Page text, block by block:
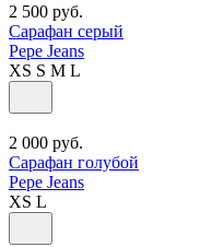
2 500 руб.
Сарафан серый
Pepe Jeans
XS S M L
2 000 руб.
Сарафан голубой
Pepe Jeans
XS L